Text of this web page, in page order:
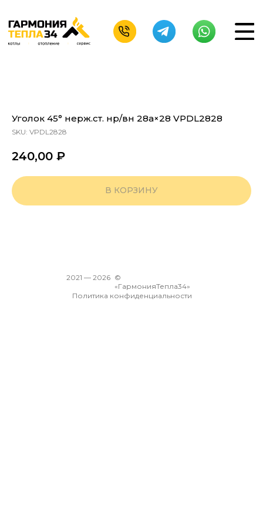
Уголок 45° нерж.ст. нр/вн 28а×28 VPDL2828
SKU: VPDL2828
240,00 ₽
В КОРЗИНУ
Политика конфиденциальности
©
«ГармонияТепла34»
2026
2021 —